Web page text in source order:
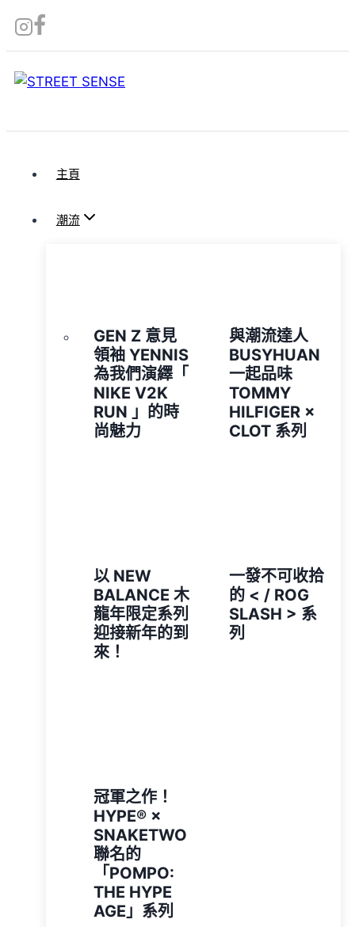
Skip
to
主頁
潮流
GEN Z 意見
領袖 YENNIS
為我們演繹「
NIKE V2K
RUN 」的時
尚魅力
與潮流達人
BUSYHUAN
一起品味
TOMMY
HILFIGER ×
CLOT 系列
以 NEW
BALANCE 木
龍年限定系列
迎接新年的到
來！
一發不可收拾
的 < / ROG
SLASH > 系
列
冠軍之作！
HYPE®️ ×
SNAKETWO
聯名的
「POMPO:
THE HYPE
AGE」系列